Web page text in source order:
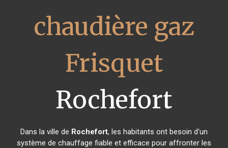
chaudière gaz
Frisquet
Rochefort
Dans la ville de Rochefort, les habitants ont besoin d'un
système de chauffage fiable et efficace pour affronter les